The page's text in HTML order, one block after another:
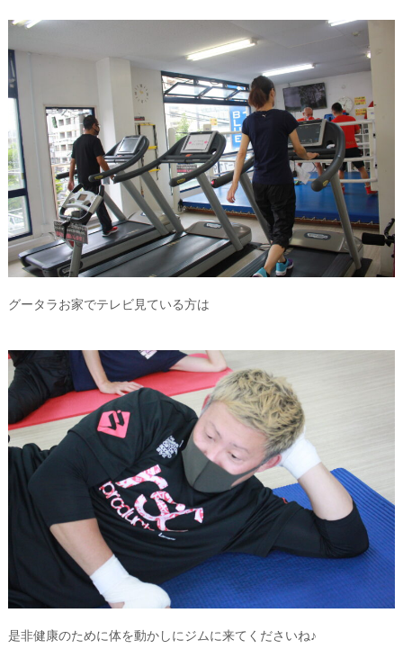
グータラお家でテレビ見ている方は
是非健康のために体を動かしにジムに来てくださいね♪